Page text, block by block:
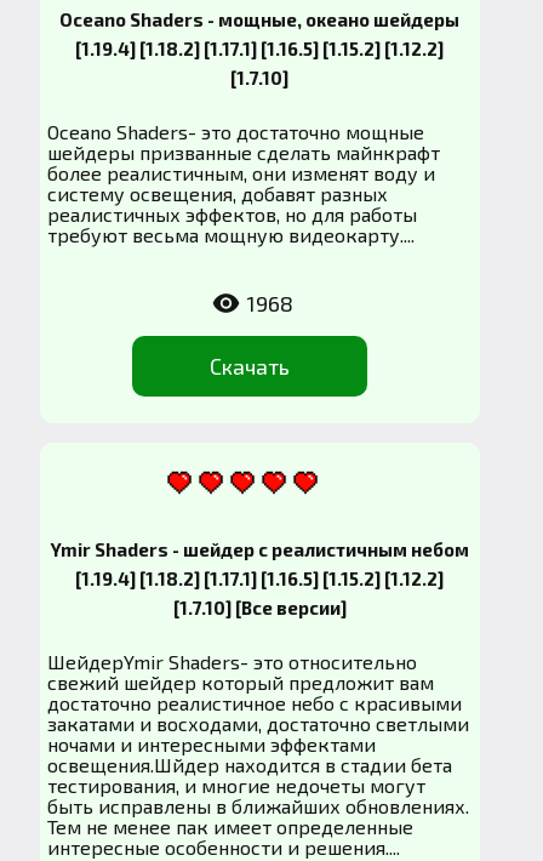
Oceano Shaders - мощные, океано шейдеры
[1.19.4] [1.18.2] [1.17.1] [1.16.5] [1.15.2] [1.12.2]
[1.7.10]
Oceano Shaders- это достаточно мощные
шейдеры призванные сделать майнкрафт
более реалистичным, они изменят воду и
систему освещения, добавят разных
реалистичных эффектов, но для работы
требуют весьма мощную видеокарту....
Скачать
1968
Ymir Shaders - шейдер с реалистичным небом
[1.19.4] [1.18.2] [1.17.1] [1.16.5] [1.15.2] [1.12.2]
[1.7.10] [Все версии]
ШейдерYmir Shaders- это относительно
свежий шейдер который предложит вам
достаточно реалистичное небо с красивыми
закатами и восходами, достаточно светлыми
ночами и интересными эффектами
освещения.Шйдер находится в стадии бета
тестирования, и многие недочеты могут
быть исправлены в ближайших обновлениях.
Тем не менее пак имеет определенные
интересные особенности и решения....